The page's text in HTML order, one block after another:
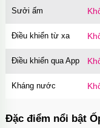
Sưởi ấm
Điều khiển từ xa
Điều khiển qua App
Kháng nước
Đặc điểm nổi bật